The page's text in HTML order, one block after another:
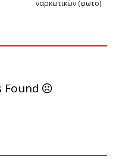
ναρκωτικών (φωτο)
Found